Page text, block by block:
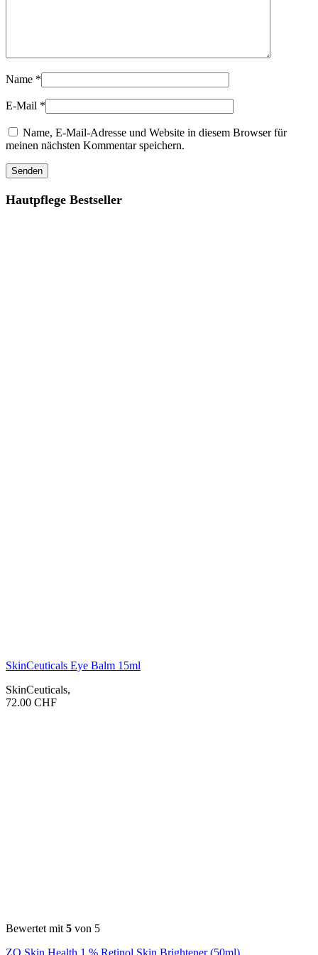
Name *
E-Mail *
Name, E-Mail-Adresse und Website in diesem Browser für
meinen nächsten Kommentar speichern.
Hautpflege Bestseller
SkinCeuticals Eye Balm 15ml
SkinCeuticals,
72.00 CHF
Bewertet mit 5 von 5